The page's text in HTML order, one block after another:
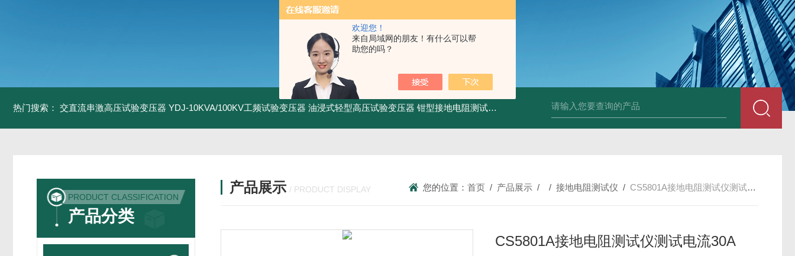
欢迎您！
来自局域网的朋友！有什么可以帮
助您的吗？
热门搜索： 交直流串激高压试验变压器 YDJ-10KVA/100KV工频试验变压器 油浸式轻型高压试验变压器 钳型接地电阻测试仪 KDCR4400双钳相位伏安表 ML12A手持式相位伏安表 SMG2000E钳形相位
PRODUCT CLASSIFICATION
产品分类
产品展示 / PRODUCT DISPLAY 您的位置：首页 / 产品展示 / /接地电阻测试仪 / CS5801A接地电阻测试仪测试电流30A
CS5801A接地电阻测试仪测试电流30A